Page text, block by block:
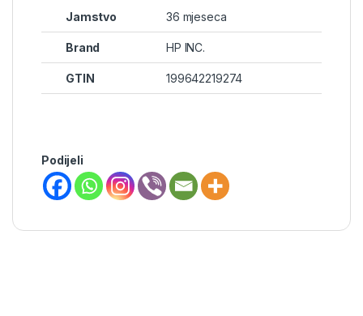
Jamstvo 36 mjeseca
Brand HP INC.
GTIN 199642219274
Podijeli